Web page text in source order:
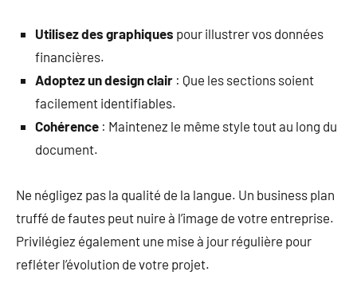
Utilisez des graphiques pour illustrer vos données
financières.
Adoptez un design clair : Que les sections soient
facilement identifiables.
Cohérence : Maintenez le même style tout au long du
document.
Ne négligez pas la qualité de la langue. Un business plan
truffé de fautes peut nuire à l’image de votre entreprise.
Privilégiez également une mise à jour régulière pour
refléter l’évolution de votre projet.